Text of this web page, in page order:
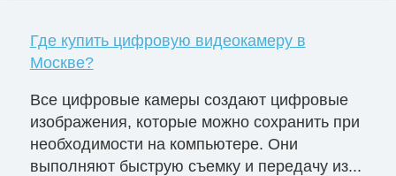
Где купить цифровую видеокамеру в
Москве?
Все цифровые камеры создают цифровые
изображения, которые можно сохранить при
необходимости на компьютере. Они
выполняют быструю съемку и передачу из...